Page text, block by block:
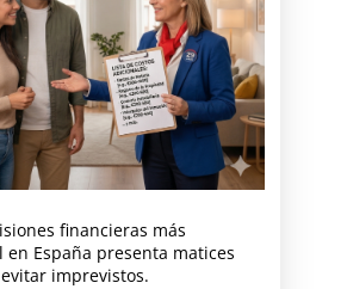
financieras más
España presenta matices
imprevistos.